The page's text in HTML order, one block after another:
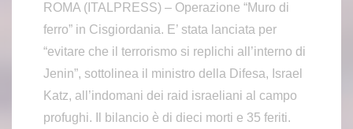
ROMA (ITALPRESS) – Operazione “Muro di
ferro” in Cisgiordania. E’ stata lanciata per
“evitare che il terrorismo si replichi all’interno di
Jenin”, sottolinea il ministro della Difesa, Israel
Katz, all’indomani dei raid israeliani al campo
profughi. Il bilancio è di dieci morti e 35 feriti.